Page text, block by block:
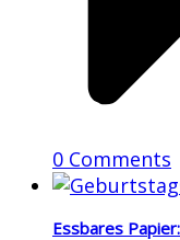
0 Comments
Essbares